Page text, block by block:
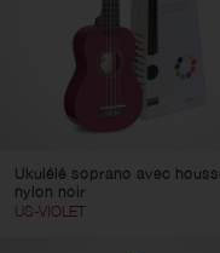
Ukulélé soprano avec
nylon noir
US-VIOLET